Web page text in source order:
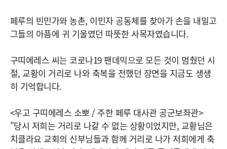
페루의 빈민가와 농촌, 이민자 공동체를 찾아가 손을 내밀고
그들의 아픔에 귀 기울였던 따뜻한 사목자였습니다.
구띠에레스 씨는 코로나19 팬데믹으로 모든 것이 멈췄던 시
절, 교황이 거리로 나와 축복을 전했던 장면을 지금도 생생
히 기억합니다.
<우고 구띠에레스 소뽀 / 주한 페루 대사관 공군보좌관>
"당시 저희는 거리로 나갈 수 없는 상황이었지만, 교황님은
치클라요 교회의 신부님들과 함께 거리로 나가 저희에게 축